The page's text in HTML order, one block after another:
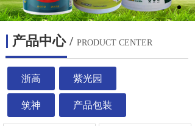
产品中心/ PRODUCT CENTER
浙高 紫光园
筑神 产品包装